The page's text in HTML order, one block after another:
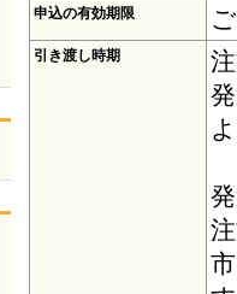
申込の有効期限
引き渡し時期